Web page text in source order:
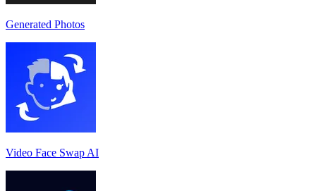
Generated Photos
Video Face Swap AI